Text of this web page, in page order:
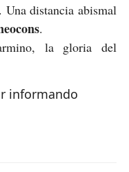
distancia abismal
.
la gloria del
informando